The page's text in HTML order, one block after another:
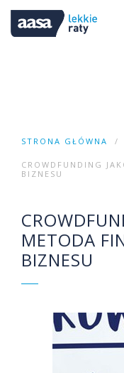
STRONA GŁÓWNA
CROWDFUNDING
BIZNESU
METODA
BIZNESU